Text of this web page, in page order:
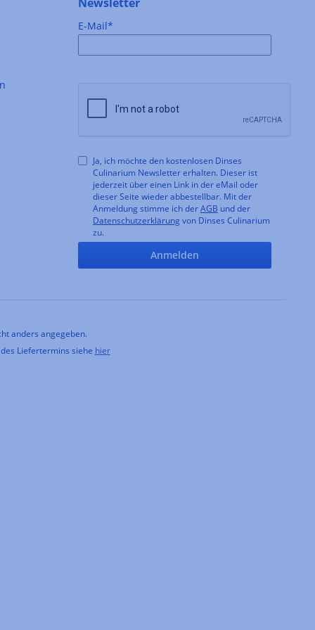
E-Mail*
Ja, ich möchte den kostenlosen Dinses
Culinarium Newsletter erhalten. Dieser ist
jederzeit über einen Link in der eMail oder
dieser Seite wieder abbestellbar. Mit der
Anmeldung stimme ich derAGB und der
Datenschutzerklärung von Dinses Culinarium
zu.
Anmelden
anders angegeben.
Liefertermins siehe hier